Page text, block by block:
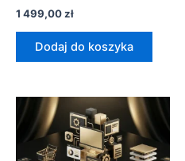
1 499,00zł
Dodaj do koszyka